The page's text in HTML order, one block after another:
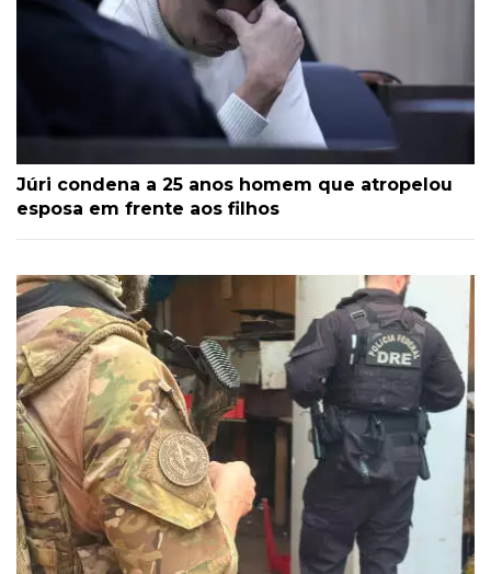
Júri condena a 25 anos homem que atropelou
esposa em frente aos filhos